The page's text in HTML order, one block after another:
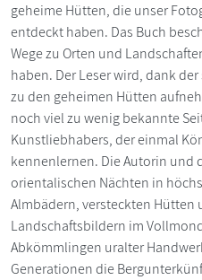
geheime Hütten, die unser
entdeckt haben. Das Buch
Wege zu Orten und
haben. Der Leser wird, dank
zu den geheimen Hütten
noch viel zu wenig bekannte
Kunstliebhabers, der einmal
kennenlernen. Die Autorin und
orientalischen Nächten in
Almbädern, versteckten Hütten
Landschaftsbildern im
Abkömmlingen uralter
Generationen die